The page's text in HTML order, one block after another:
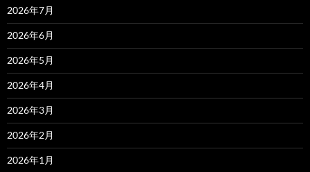
2026年7月
2026年6月
2026年5月
2026年4月
2026年3月
2026年2月
2026年1月